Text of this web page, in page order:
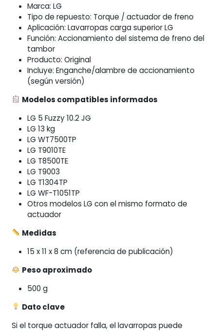
Marca: LG
Tipo de repuesto: Torque / actuador de freno
Aplicación: Lavarropas carga superior LG
Función: Accionamiento del sistema de freno del
tambor
Producto: Original
Incluye: Enganche/alambre de accionamiento
(según versión)
Modelos compatibles informados
LG 5 Fuzzy 10.2 JG
LG 13 kg
LG WT7500TP
LG T9010TE
LG T8500TE
LG T9003
LG T1304TP
LG WF-T1051TP
Otros modelos LG con el mismo formato de
actuador
Medidas
15 x 11 x 8 cm (referencia de publicación)
Peso aproximado
500 g
Dato clave
Si el torque actuador falla, el lavarropas puede